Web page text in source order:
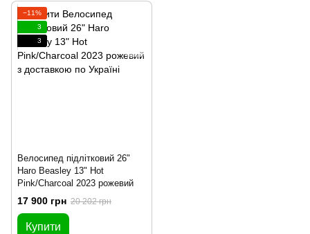
−11%
3
3
Велосипед підлітковий 26"
Haro Beasley 13" Hot
Pink/Charcoal 2023 рожевий
17 900 грн 20 202 грн
Купити